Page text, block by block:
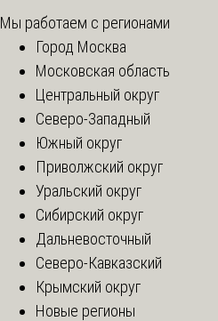
Мы работаем с регионами
Город Москва
Московская область
Центральный округ
Северо-Западный
Южный округ
Приволжский округ
Уральский округ
Сибирский округ
Дальневосточный
Северо-Кавказский
Крымский округ
Новые регионы